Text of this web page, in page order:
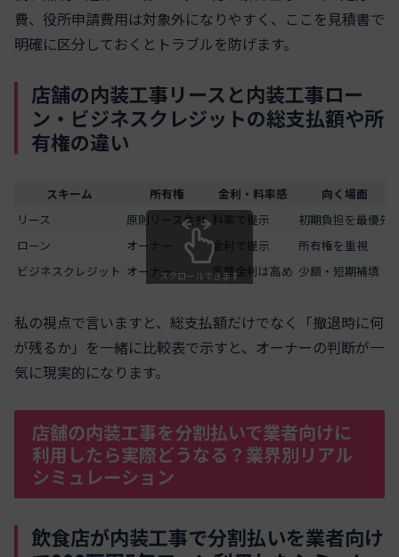
費、役所申請費用は対象外になりやすく、ここを見積書で
明確に区分しておくとトラブルを防げます。
店舗の内装工事リースと内装工事ロー
ン・ビジネスクレジットの総支払額や所
有権の違い
スキーム 所有権 金利・料率感
向く場面
リース
原則リース会社 料率で提示
初期負担を最優先
ローン
オーナー 金利で提示
所有権を重視
ビジネスクレジット オーナー 実質金利は高め 少額・短期補填
スクロールできます
私の視点で言いますと、総支払額だけでなく「撤退時に何
が残るか」を一緒に比較表で示すと、オーナーの判断が一
気に現実的になります。
店舗の内装工事を分割払いで業者向けに
利用したら実際どうなる？業界別リアル
シミュレーション
飲食店が内装工事で分割払いを業者向け